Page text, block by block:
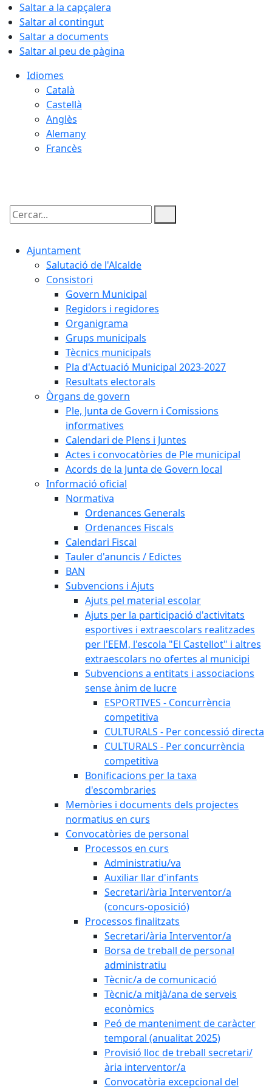
Saltar a la capçalera
Saltar al contingut
Saltar a documents
Saltar al peu de pàgina
Idiomes
Català
Castellà
Anglès
Alemany
Francès
Cercar:
Ajuntament
Salutació de l'Alcalde
Consistori
Govern Municipal
Regidors i regidores
Organigrama
Grups municipals
Tècnics municipals
Pla d'Actuació Municipal 2023-2027
Resultats electorals
Òrgans de govern
Ple, Junta de Govern i Comissions
informatives
Calendari de Plens i Juntes
Actes i convocatòries de Ple municipal
Acords de la Junta de Govern local
Informació oficial
Normativa
Ordenances Generals
Ordenances Fiscals
Calendari Fiscal
Tauler d'anuncis / Edictes
BAN
Subvencions i Ajuts
Ajuts pel material escolar
Ajuts per la participació d'activitats
esportives i extraescolars realitzades
per l'EEM, l'escola "El Castellot" i altres
extraescolars no ofertes al municipi
Subvencions a entitats i associacions
sense ànim de lucre
ESPORTIVES - Concurrència
competitiva
CULTURALS - Per concessió directa
CULTURALS - Per concurrència
competitiva
Bonificacions per la taxa
d'escombraries
Memòries i documents dels projectes
normatius en curs
Convocatòries de personal
Processos en curs
Administratiu/va
Auxiliar llar d'infants
Secretari/ària Interventor/a
(concurs-oposició)
Processos finalitzats
Secretari/ària Interventor/a
Borsa de treball de personal
administratiu
Tècnic/a de comunicació
Tècnic/a mitjà/ana de serveis
econòmics
Peó de manteniment de caràcter
temporal (anualitat 2025)
Provisió lloc de treball secretari/
ària interventor/a
Convocatòria excepcional del